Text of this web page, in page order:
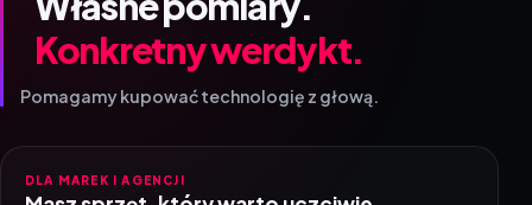
Konkretny werdykt.
Pomagamy kupować technologię z głową.
DLA MAREK I AGENCJI